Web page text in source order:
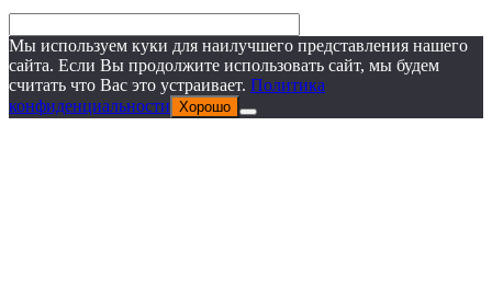
Мы используем куки для наилучшего представления нашего
сайта. Если Вы продолжите использовать сайт, мы будем
считать что Вас это устраивает. Политика
конфиденциальности Хорошо